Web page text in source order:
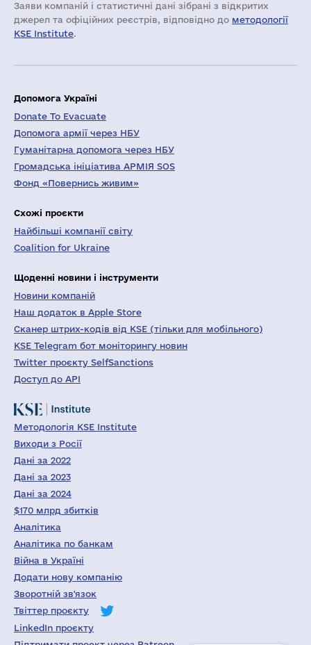
Заяви компаній i статистичні дані зібрані з відкритих
джерел та офіційних реєстрів, відповідно до методології
KSE Institute.
Допомога Україні
Donate To Evacuate
Допомога армії через НБУ
Гуманітарна допомога через НБУ
Громадська ініціатива АРМІЯ SOS
Фонд «Повернись живим»
Схожі проєкти
Найбільші компанії світу
Coalition for Ukraine
Щоденні новини і інструменти
Новини компаній
Наш додаток в Apple Store
Сканер штрих-кодів від KSE (тільки для мобільного)
KSE Telegram бот моніторингу новин
Twitter проєкту SelfSanctions
Доступ до API
Методологія KSE Institute
Виходи з Росії
Дані за 2022
Дані за 2023
Дані за 2024
$170 млрд збитків
Аналітика
Аналітика по банкам
Війна в Україні
Додати нову компанію
Зворотній зв'язок
Твіттер проєкту
LinkedIn проєкту